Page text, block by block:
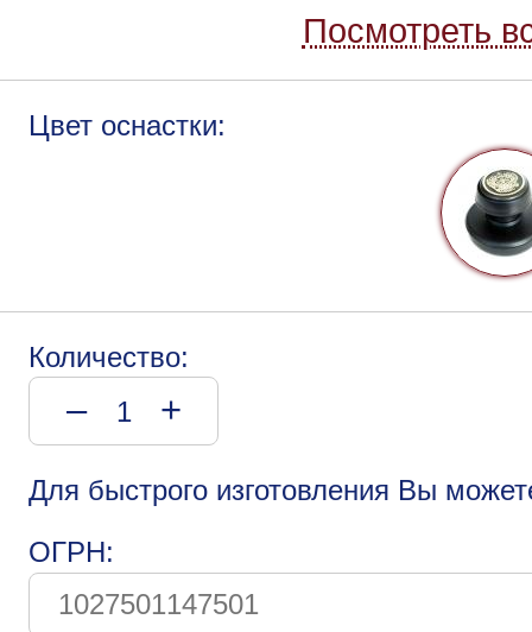
Посмотреть
Цвет оснастки:
Количество:
– +
Для быстрого изготовления Вы
ОГРН: